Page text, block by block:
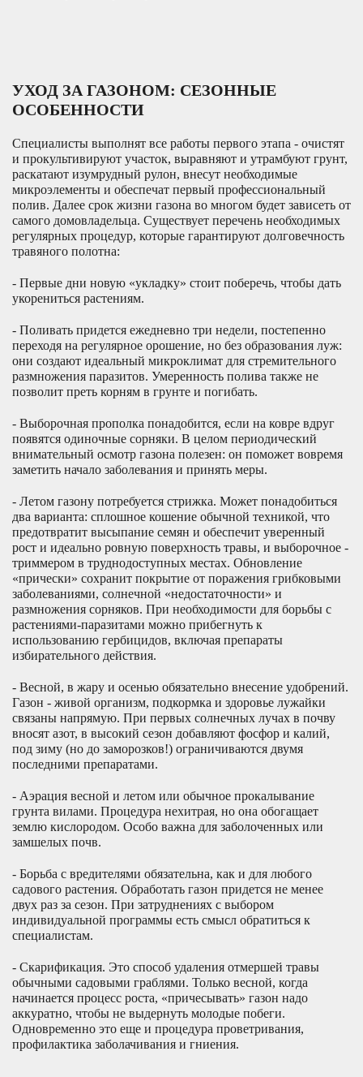
УХОД ЗА ГАЗОНОМ: СЕЗОННЫЕ
ОСОБЕННОСТИ
Специалисты выполнят все работы первого этапа - очистят
и прокультивируют участок, выравняют и утрамбуют грунт,
раскатают изумрудный рулон, внесут необходимые
микроэлементы и обеспечат первый профессиональный
полив. Далее срок жизни газона во многом будет зависеть от
самого домовладельца. Существует перечень необходимых
регулярных процедур, которые гарантируют долговечность
травяного полотна:
- Первые дни новую «укладку» стоит поберечь, чтобы дать
укорениться растениям.
- Поливать придется ежедневно три недели, постепенно
переходя на регулярное орошение, но без образования луж:
они создают идеальный микроклимат для стремительного
размножения паразитов. Умеренность полива также не
позволит преть корням в грунте и погибать.
- Выборочная прополка понадобится, если на ковре вдруг
появятся одиночные сорняки. В целом периодический
внимательный осмотр газона полезен: он поможет вовремя
заметить начало заболевания и принять меры.
- Летом газону потребуется стрижка. Может понадобиться
два варианта: сплошное кошение обычной техникой, что
предотвратит высыпание семян и обеспечит уверенный
рост и идеально ровную поверхность травы, и выборочное -
триммером в труднодоступных местах. Обновление
«прически» сохранит покрытие от поражения грибковыми
заболеваниями, солнечной «недостаточности» и
размножения сорняков. При необходимости для борьбы с
растениями-паразитами можно прибегнуть к
использованию гербицидов, включая препараты
избирательного действия.
- Весной, в жару и осенью обязательно внесение удобрений.
Газон - живой организм, подкормка и здоровье лужайки
связаны напрямую. При первых солнечных лучах в почву
вносят азот, в высокий сезон добавляют фосфор и калий,
под зиму (но до заморозков!) ограничиваются двумя
последними препаратами.
- Аэрация весной и летом или обычное прокалывание
грунта вилами. Процедура нехитрая, но она обогащает
землю кислородом. Особо важна для заболоченных или
замшелых почв.
- Борьба с вредителями обязательна, как и для любого
садового растения. Обработать газон придется не менее
двух раз за сезон. При затруднениях с выбором
индивидуальной программы есть смысл обратиться к
специалистам.
- Cкарификация. Это способ удаления отмершей травы
обычными садовыми граблями. Только весной, когда
начинается процесс роста, «причесывать» газон надо
аккуратно, чтобы не выдернуть молодые побеги.
Одновременно это еще и процедура проветривания,
профилактика заболачивания и гниения.